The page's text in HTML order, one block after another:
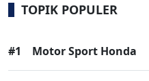
TOPIK POPULER
#1 Motor Sport Honda